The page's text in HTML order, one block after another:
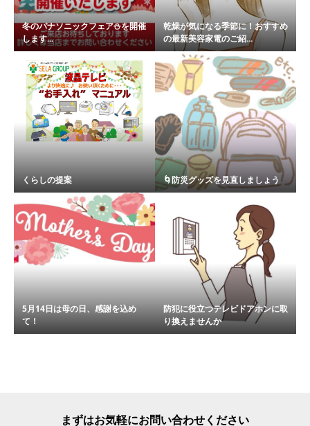
冬のパナソニックフェア⛄を開催
します...
乾燥が気になる季節に！おすすめ
の最新美容家電のご紹...
くらしの提案 🌀防災グッズを見直しましょう
5月14日は母の日、感謝を込め
て！
防犯に役立つテレビドアホンに取
り換えませんか
まずはお気軽にお問い合わせください